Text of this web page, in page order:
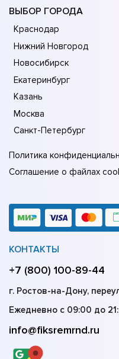
ВЫБОР ГОРОДА
Краснодар
Нижний Новгород
Новосибирск
Екатеринбург
Казань
Москва
Санкт-Петербург
Политика
Соглашение о файлах
КОНТАКТЫ
+7 (800) 100-89-44
г. Ростов-на-Дону,
Ежедневно с 09:00 до
info@fiksremrnd.ru